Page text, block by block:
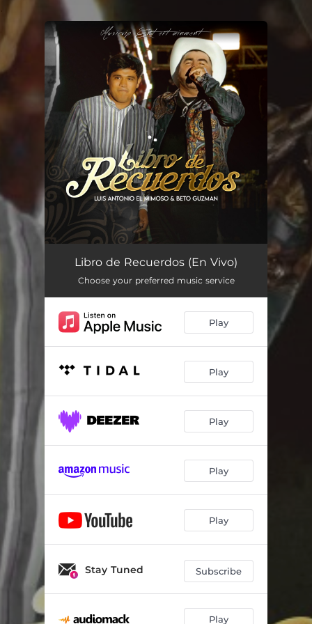
You're all set!
Libro de Recuerdos (En Vivo) 04:59
Libro de Recuerdos (En Vivo)
Choose your preferred music service
Play
Play
Play
Play
Play
Stay Tuned Subscribe
Play